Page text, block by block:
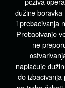
dužine boravka
i prebacivanja
Prebacivanje
ne
naplaćuje
do izbacivanja